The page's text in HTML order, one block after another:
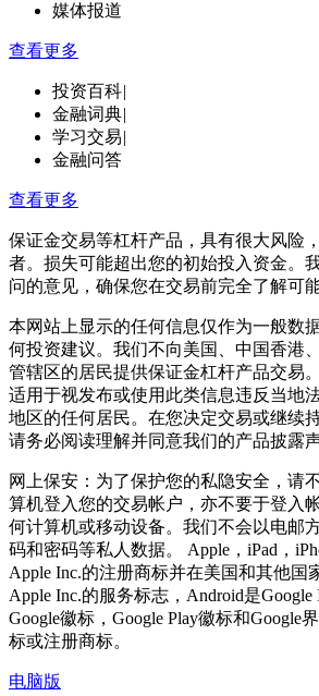
媒体报道
查看更多
投资百科|
金融词典|
学习交易|
金融问答
查看更多
保证金交易等杠杆产品，具有很大风险
者。损失可能超出您的初始投入资金。
问的意见，确保您在交易前完全了解可
本网站上显示的任何信息仅作为一般数
何投资建议。我们不向美国、中国香港
管辖区的居民提供保证金杠杆产品交易
适用于视发布或使用此类信息违反当地
地区的任何居民。在您决定交易或继续
请务必阅读理解并同意我们的产品披露
网上保安：为了保护您的私隐安全，请
算机登入您的交易帐户，亦不要于登入
何计算机或移动设备。我们不会以电邮
码和密码等私人数据。 Apple，iPad，
Apple Inc.的注册商标并在美国和其他国
Apple Inc.的服务标志，Android是Google
Google徽标，Google Play徽标和Google
标或注册商标。
电脑版